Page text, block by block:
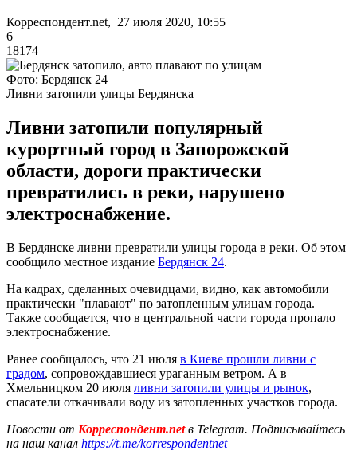
Корреспондент.net, 27 июля 2020, 10:55
6
18174
Фото: Бердянск 24
Ливни затопили улицы Бердянска
Ливни затопили популярный
курортный город в Запорожской
области, дороги практически
превратились в реки, нарушено
электроснабжение.
В Бердянске ливни превратили улицы города в реки. Об этом
сообщило местное издание Бердянск 24.
На кадрах, сделанных очевидцами, видно, как автомобили
практически "плавают" по затопленным улицам города.
Также сообщается, что в центральной части города пропало
электроснабжение.
Ранее сообщалось, что 21 июля в Киеве прошли ливни с
градом, сопровождавшиеся ураганным ветром. А в
Хмельницком 20 июля ливни затопили улицы и рынок,
спасатели откачивали воду из затопленных участков города.
Новости от Корреспондент.netв Telegram. Подписывайтесь
на наш канал https://t.me/korrespondentnet